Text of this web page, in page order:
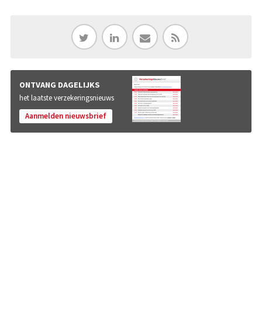
ONTVANG DAGELIJKS
het laatste verzekeringsnieuws
Aanmelden nieuwsbrief